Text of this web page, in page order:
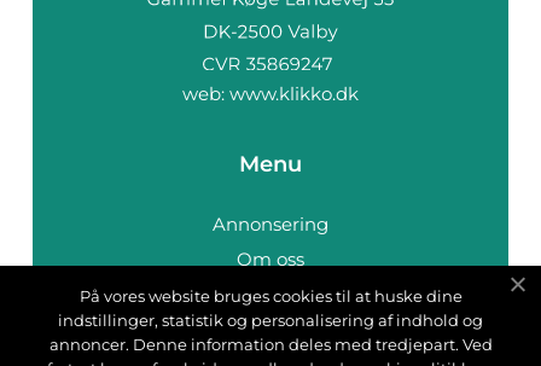
web: www.klikko.dk
Menu
Annonsering
Om oss
Cookies
Kontakta oss
På vores website bruges cookies til at huske dine
indstillinger, statistik og personalisering af indhold og
annoncer. Denne information deles med tredjepart. Ved